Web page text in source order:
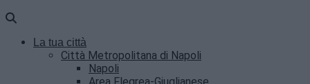
La tua città
Città Metropolitana di Napoli
Napoli